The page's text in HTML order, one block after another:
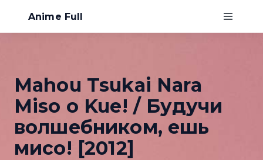
Anime Full
Хентай
О нас
Mahou Tsukai Nara
Miso o Kue! / Будучи
волшебником, ешь
мисо! [2012]